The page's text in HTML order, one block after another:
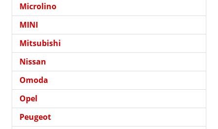
Microlino
MINI
Mitsubishi
Nissan
Omoda
Opel
Peugeot